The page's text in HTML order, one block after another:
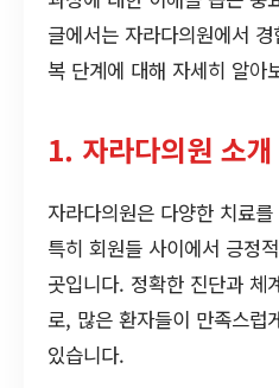
글에서는 자라다의원에서
복 단계에 대해 자세히 알아
1. 자라다의원 소개
자라다의원은 다양한 치료
특히 회원들 사이에서 긍정
곳입니다. 정확한 진단과 체
로, 많은 환자들이 만족스럽
있습니다.